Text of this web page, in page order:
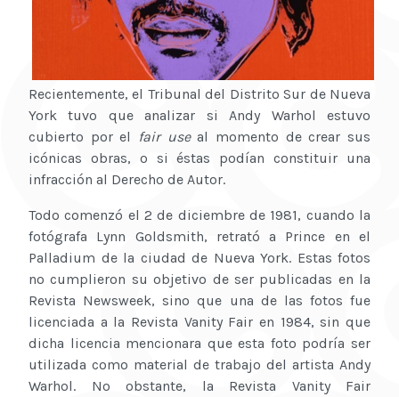
Recientemente, el Tribunal del Distrito Sur de Nueva
York tuvo que analizar si Andy Warhol estuvo
cubierto por el
fair useal momento de crear sus
icónicas obras, o si éstas podían constituir una
infracción al Derecho de Autor.
Todo comenzó el 2 de diciembre de 1981, cuando la
fotógrafa Lynn Goldsmith, retrató a Prince en el
Palladium de la ciudad de Nueva York. Estas fotos
no cumplieron su objetivo de ser publicadas en la
Revista Newsweek, sino que una de las fotos fue
licenciada a la Revista Vanity Fair en 1984, sin que
dicha licencia mencionara que esta foto podría ser
utilizada como material de trabajo del artista Andy
Warhol. No obstante, la Revista Vanity Fair